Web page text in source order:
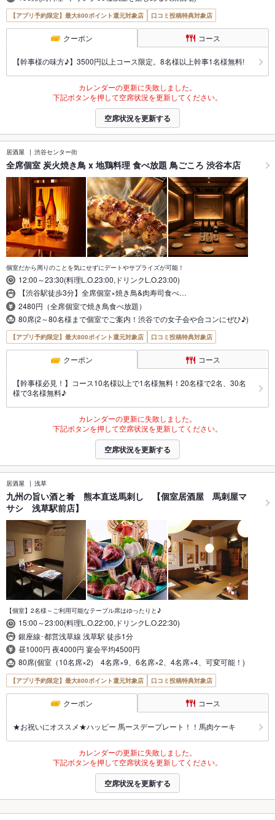
【アプリ予約限定】最大800ポイント還元対象店 口コミ投稿特典対象店
クーポン コース
【幹事様の味方♪】3500円以上コース限定。8名様以上幹事1名様無料!
カレンダーの更新に失敗しました。
下記ボタンを押して空席状況を更新してください。
空席状況を更新する
居酒屋 渋谷センター街
全席個室 炭火焼き鳥 x 地鶏料理 食べ放題 鳥ごころ 渋谷本店
個室だから周りのことを気にせずにデートやサプライズが可能！
12:00～23:30(料理L.O.23:00,ドリンクL.O.23:00)
【渋谷駅徒歩3分】全席個室×焼き鳥&肉寿司食べ…
2480円（全席個室で焼き鳥食べ放題）
80席(2～80名様まで個室でご案内！渋谷での女子会や合コンにぜひ♪)
【アプリ予約限定】最大800ポイント還元対象店 口コミ投稿特典対象店
クーポン コース
【幹事様必見！】コース10名様以上で1名様無料！20名様で2名、30名
様で3名様無料♪
カレンダーの更新に失敗しました。
下記ボタンを押して空席状況を更新してください。
空席状況を更新する
居酒屋 浅草
九州の旨い酒と肴 熊本直送馬刺し 【個室居酒屋 馬刺屋マ
サシ 浅草駅前店】
【個室】2名様～ご利用可能なテーブル席はゆったりと♪
15:00～23:00(料理L.O.22:00,ドリンクL.O.22:30)
銀座線･都営浅草線 浅草駅 徒歩1分
昼1000円 夜4000円 宴会平均4500円
80席(個室（10名席×2) 4名席×9、6名席×2、4名席×4、可変可能！)
【アプリ予約限定】最大800ポイント還元対象店 口コミ投稿特典対象店
クーポン コース
★お祝いにオススメ★ハッピー 馬ースデープレート！！馬肉ケーキ
カレンダーの更新に失敗しました。
下記ボタンを押して空席状況を更新してください。
空席状況を更新する